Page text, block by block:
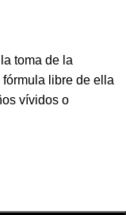
toma de la
libre de ella
vívidos o